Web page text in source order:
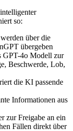
so:
über die
übergeben
GPT-4o Modell zur
Beschwerde, Lob,
die KI passende
Informationen aus
zur Freigabe an ein
Fällen direkt über